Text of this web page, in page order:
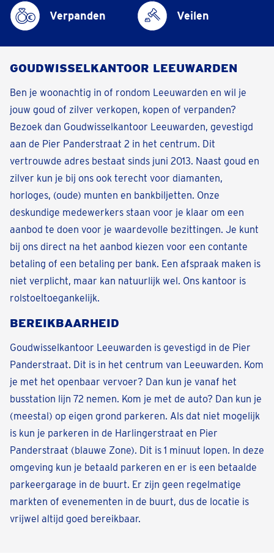
Verpanden Veilen
GOUDWISSELKANTOOR LEEUWARDEN
Ben je woonachtig in of rondom Leeuwarden en wil je
jouw goud of zilver verkopen, kopen of verpanden?
Bezoek dan Goudwisselkantoor Leeuwarden, gevestigd
aan de Pier Panderstraat 2 in het centrum. Dit
vertrouwde adres bestaat sinds juni 2013. Naast goud en
zilver kun je bij ons ook terecht voor diamanten,
horloges, (oude) munten en bankbiljetten. Onze
deskundige medewerkers staan voor je klaar om een
aanbod te doen voor je waardevolle bezittingen. Je kunt
bij ons direct na het aanbod kiezen voor een contante
betaling of een betaling per bank. Een afspraak maken is
niet verplicht, maar kan natuurlijk wel. Ons kantoor is
rolstoeltoegankelijk.
BEREIKBAARHEID
Goudwisselkantoor Leeuwarden is gevestigd in de Pier
Panderstraat. Dit is in het centrum van Leeuwarden. Kom
je met het openbaar vervoer? Dan kun je vanaf het
busstation lijn 72 nemen. Kom je met de auto? Dan kun je
(meestal) op eigen grond parkeren. Als dat niet mogelijk
is kun je parkeren in de Harlingerstraat en Pier
Panderstraat (blauwe Zone). Dit is 1 minuut lopen. In deze
omgeving kun je betaald parkeren en er is een betaalde
parkeergarage in de buurt. Er zijn geen regelmatige
markten of evenementen in de buurt, dus de locatie is
vrijwel altijd goed bereikbaar.